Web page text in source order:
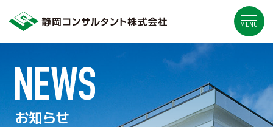
MENU
お知らせ